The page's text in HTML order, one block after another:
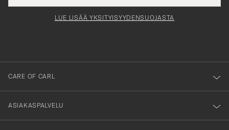
tieto
för
dig
till
vårt
nyhetsbrev!
LUE LISÄÄ YKSITYISYYDENSUOJASTA
CARE OF CARL
ASIAKASPALVELU